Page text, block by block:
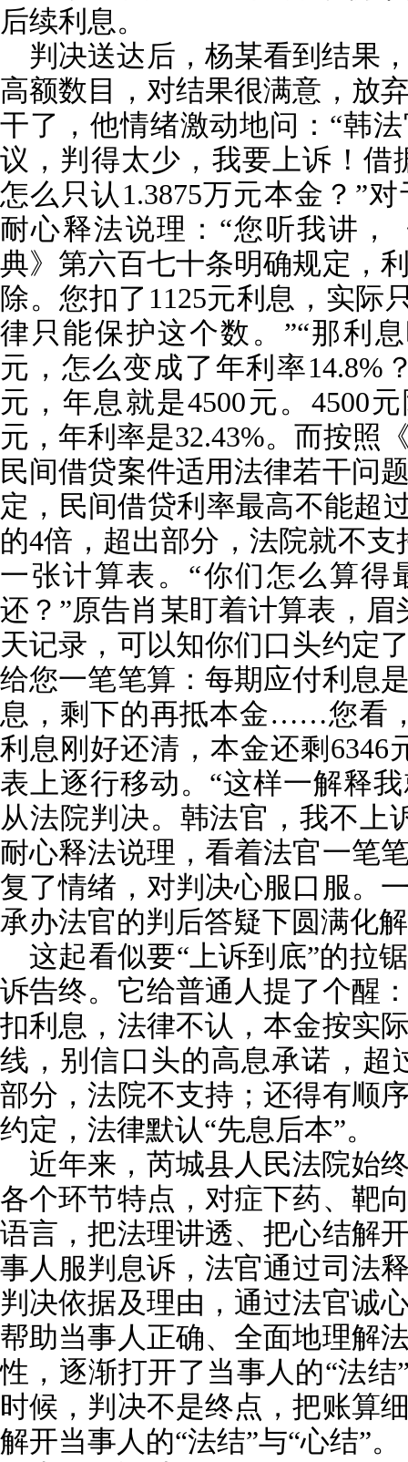
后续利息。
判决送达后，杨某看到结果
高额数目，对结果很满意，放
干了，他情绪激动地问：“韩
议，判得太少，我要上诉！借
怎么只认1.3875万元本金？”
耐心释法说理：“您听我讲，
典》第六百七十条明确规定，
除。您扣了1125元利息，实际
律只能保护这个数。”“那利
元，怎么变成了年利率14.8%
元，年息就是4500元。4500
元，年利率是32.43%。而按照
民间借贷案件适用法律若干问
定，民间借贷利率最高不能超
的4倍，超出部分，法院就不
一张计算表。“你们怎么算得
还？”原告肖某盯着计算表，眉
天记录，可以知你们口头约定
给您一笔笔算：每期应付利息
息，剩下的再抵本金……您看
利息刚好还清，本金还剩6346
表上逐行移动。“这样一解释
从法院判决。韩法官，我不上
耐心释法说理，看着法官一笔
复了情绪，对判决心服口服。
承办法官的判后答疑下圆满化
这起看似要“上诉到底”的拉
诉告终。它给普通人提了个醒
扣利息，法律不认，本金按实
线，别信口头的高息承诺，超
部分，法院不支持；还得有顺
约定，法律默认“先息后本”。
近年来，芮城县人民法院始
各个环节特点，对症下药、靶
语言，把法理讲透、把心结解
事人服判息诉，法官通过司法
判决依据及理由，通过法官诚
帮助当事人正确、全面地理解
性，逐渐打开了当事人的“法结
时候，判决不是终点，把账算
解开当事人的“法结”与“心结”。